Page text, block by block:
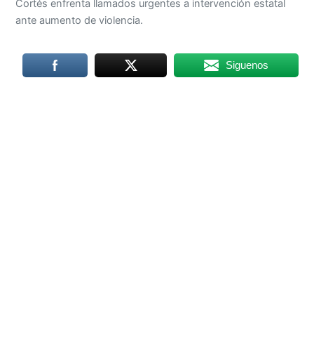
Cortés enfrenta llamados urgentes a intervención estatal
ante aumento de violencia.
Siguenos